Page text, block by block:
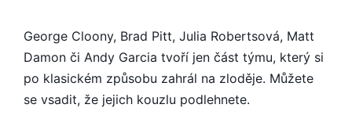
HVĚZDNÁ
FILMOVÁ
ZÁBAVA
George Cloony, Brad Pitt, Julia Robertsová, Matt
Damon či Andy Garcia tvoří jen část týmu, který si
po klasickém způsobu zahrál na zloděje. Můžete
se vsadit, že jejich kouzlu podlehnete.